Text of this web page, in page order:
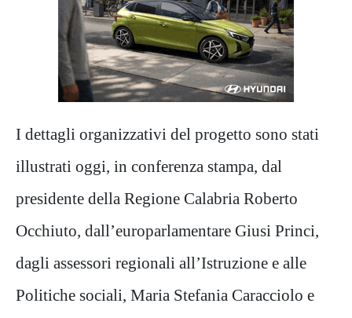
I dettagli organizzativi del progetto sono stati
illustrati oggi, in conferenza stampa, dal
presidente della Regione Calabria Roberto
Occhiuto, dall’europarlamentare Giusi Princi,
dagli assessori regionali all’Istruzione e alle
Politiche sociali, Maria Stefania Caracciolo e